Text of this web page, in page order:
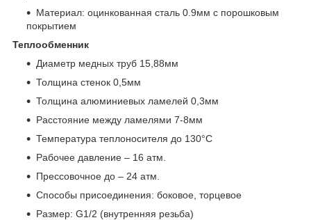
Материал: оцинкованная сталь 0.9мм с порошковым
покрытием
Теплообменник
Диаметр медных труб 15,88мм
Толщина стенок 0,5мм
Толщина алюминиевых ламелей 0,3мм
Расстояние между ламелями 7-8мм
Температура теплоносителя до 130°C
Рабочее давление – 16 атм.
Прессовочное до – 24 атм.
Способы присоединения: боковое, торцевое
Размер: G1/2 (внутренняя резьба)